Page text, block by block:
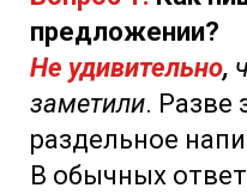
предложении?
Не удивительно,
заметили. Разве
раздельное
В обычных